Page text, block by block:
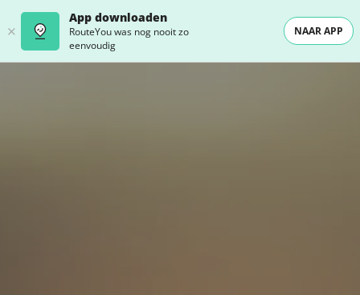
App downloaden
RouteYou was nog nooit zo
eenvoudig
NAAR APP